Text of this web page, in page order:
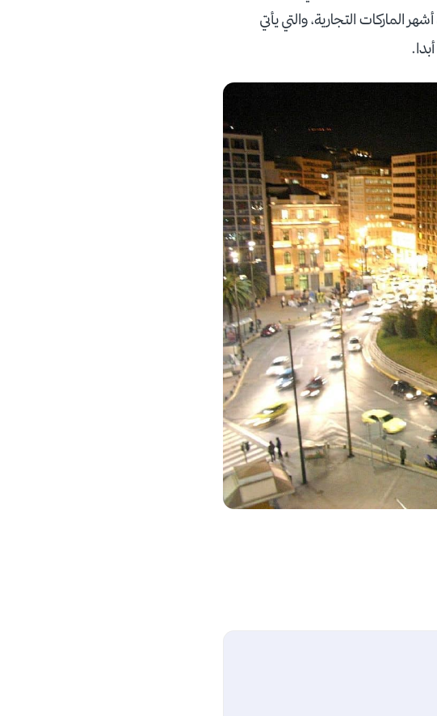
الماركات التجارية، والتي يأتي